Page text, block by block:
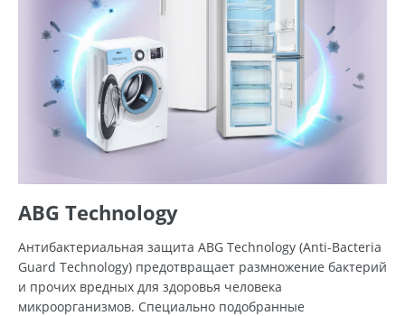
ABG Technology
Антибактериальная защита ABG Technology (Anti-Bacteria
Guard Technology) предотвращает размножение бактерий
и прочих вредных для здоровья человека
микроорганизмов. Специально подобранные